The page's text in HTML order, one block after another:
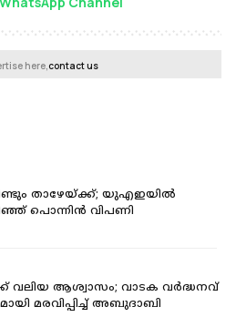
here,contact us
താഴേയ്ക്ക്; യുഎഇയിൽ
പൊന്നിൻ വിപണി
വലിയ ആശ്വാസം; വാടക വർദ്ധനവ്
മരവിപ്പിച്ച് അബുദാബി